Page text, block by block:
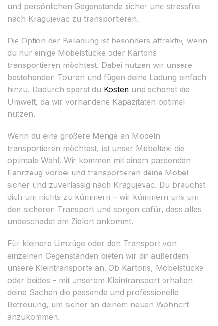
und persönlichen Gegenstände sicher und stressfrei
nach Kragujevac zu transportieren.
Die Option der Beiladung ist besonders attraktiv, wenn
du nur einige Möbelstücke oder Kartons
transportieren möchtest. Dabei nutzen wir unsere
bestehenden Touren und fügen deine Ladung einfach
hinzu. Dadurch sparst du Kosten und schonst die
Umwelt, da wir vorhandene Kapazitäten optimal
nutzen.
Wenn du eine größere Menge an Möbeln
transportieren möchtest, ist unser Möbeltaxi die
optimale Wahl. Wir kommen mit einem passenden
Fahrzeug vorbei und transportieren deine Möbel
sicher und zuverlässig nach Kragujevac. Du brauchst
dich um nichts zu kümmern – wir kümmern uns um
den sicheren Transport und sorgen dafür, dass alles
unbeschadet am Zielort ankommt.
Für kleinere Umzüge oder den Transport von
einzelnen Gegenständen bieten wir dir außerdem
unsere Kleintransporte an. Ob Kartons, Möbelstücke
oder beides – mit unserem Kleintransport erhalten
deine Sachen die passende und professionelle
Betreuung, um sicher an deinem neuen Wohnort
anzukommen.